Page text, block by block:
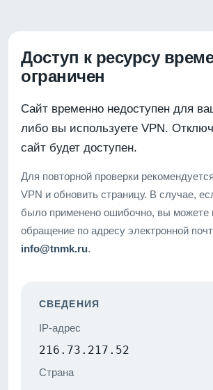
Доступ к ресурсу
ограничен
Сайт временно недоступен для
либо вы используете VPN.
сайт будет доступен.
Для повторной проверки
VPN и обновить страницу. В случае,
было применено ошибочно, вы можете
обращение по адресу электронной
info@tnmk.ru.
СВЕДЕНИЯ
IP-адрес
216.73.217.52
Страна